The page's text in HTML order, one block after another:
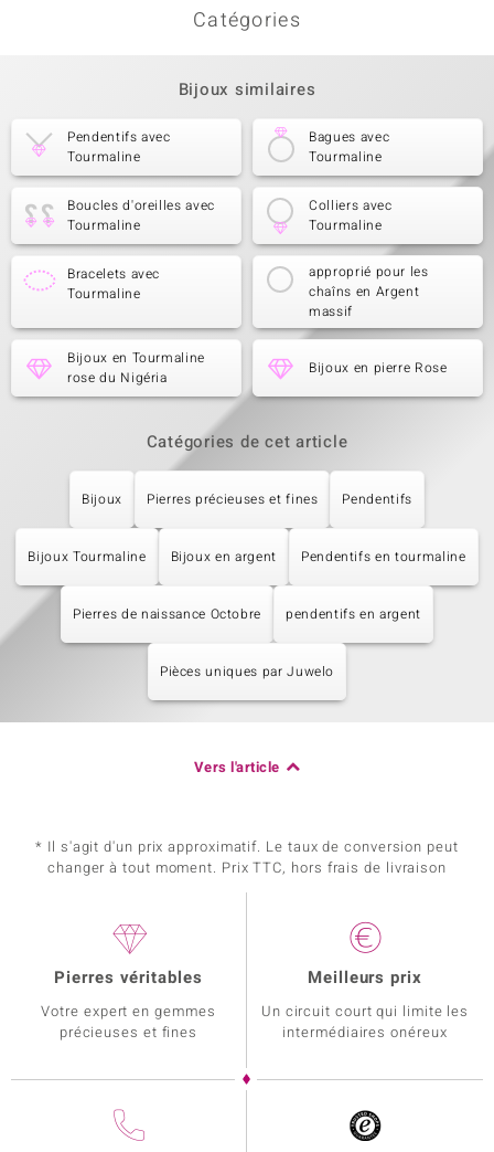
Catégories
Bijoux similaires
Pendentifs avec
Tourmaline
Bagues avec
Tourmaline
Boucles d'oreilles avec
Tourmaline
Colliers avec
Tourmaline
Bracelets avec
Tourmaline
approprié pour les
chaîns en Argent
massif
Bijoux en Tourmaline
rose du Nigéria
Bijoux en pierre Rose
Catégories de cet article
Bijoux Pierres précieuses et fines Pendentifs
Bijoux Tourmaline Bijoux en argent Pendentifs en tourmaline
Pierres de naissance Octobre pendentifs en argent
Pièces uniques par Juwelo
Vers l'article
* Il s'agit d'un prix approximatif. Le taux de conversion peut
changer à tout moment. Prix TTC, hors frais de livraison
Pierres véritables
Votre expert en gemmes
précieuses et fines
Meilleurs prix
Un circuit court qui limite les
intermédiaires onéreux